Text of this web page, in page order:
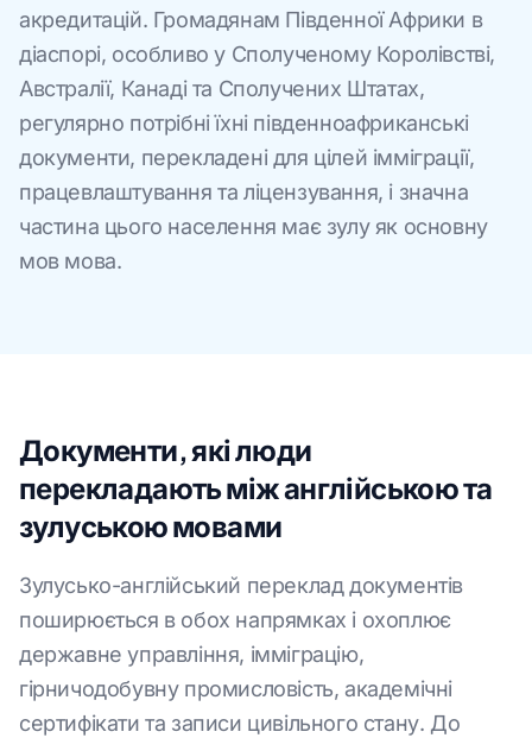
акредитацій. Громадянам Південної Африки в
діаспорі, особливо у Сполученому Королівстві,
Австралії, Канаді та Сполучених Штатах,
регулярно потрібні їхні південноафриканські
документи, перекладені для цілей імміграції,
працевлаштування та ліцензування, і значна
частина цього населення має зулу як основну
мов мова.
Документи, які люди
перекладають між англійською та
зулуською мовами
Зулусько-англійський переклад документів
поширюється в обох напрямках і охоплює
державне управління, імміграцію,
гірничодобувну промисловість, академічні
сертифікати та записи цивільного стану. До